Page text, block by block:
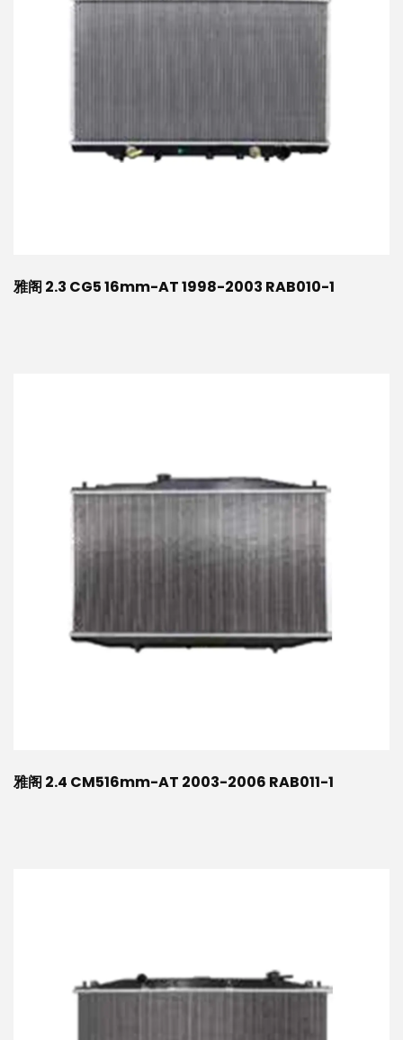
雅阁 2.3 CG5 16mm-AT 1998-2003 RAB010-1
雅阁 2.4 CM516mm-AT 2003-2006 RAB011-1